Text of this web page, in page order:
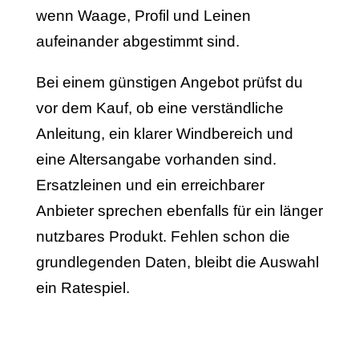
wenn Waage, Profil und Leinen
aufeinander abgestimmt sind.
Bei einem günstigen Angebot prüfst du
vor dem Kauf, ob eine verständliche
Anleitung, ein klarer Windbereich und
eine Altersangabe vorhanden sind.
Ersatzleinen und ein erreichbarer
Anbieter sprechen ebenfalls für ein länger
nutzbares Produkt. Fehlen schon die
grundlegenden Daten, bleibt die Auswahl
ein Ratespiel.